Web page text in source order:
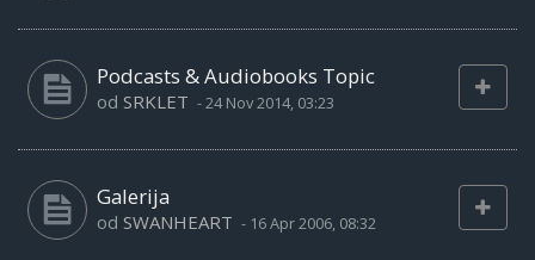
Podcasts & Audiobooks Topic
od SRKLET -24 Nov 2014, 03:23
Galerija
od SWANHEART - 16 Apr 2006, 08:32